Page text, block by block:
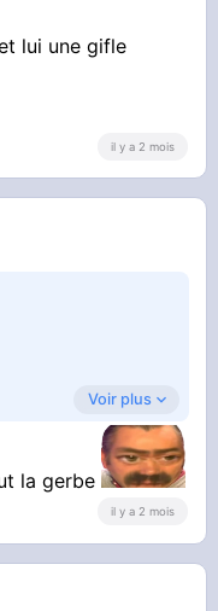
lui une gifle
il y a 2 mois
Voir plus
la gerbe
il y a 2 mois